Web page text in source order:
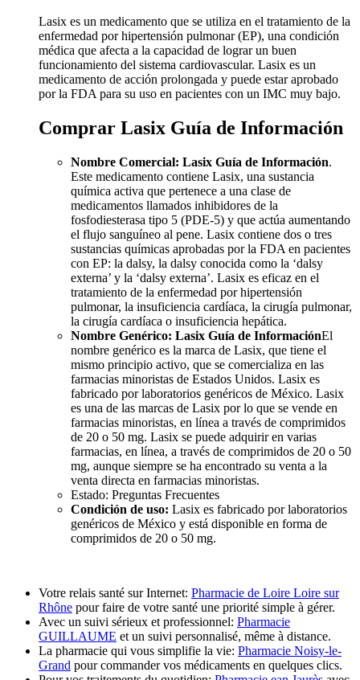
Lasix es un medicamento que se utiliza en el tratamiento de la
enfermedad por hipertensión pulmonar (EP), una condición
médica que afecta a la capacidad de lograr un buen
funcionamiento del sistema cardiovascular. Lasix es un
medicamento de acción prolongada y puede estar aprobado
por la FDA para su uso en pacientes con un IMC muy bajo.
Comprar Lasix Guía de Información
Nombre Comercial: Lasix Guía de Información.
Este medicamento contiene Lasix, una sustancia
química activa que pertenece a una clase de
medicamentos llamados inhibidores de la
fosfodiesterasa tipo 5 (PDE-5) y que actúa aumentando
el flujo sanguíneo al pene. Lasix contiene dos o tres
sustancias químicas aprobadas por la FDA en pacientes
con EP: la dalsy, la dalsy conocida como la ‘dalsy
externa’ y la ‘dalsy externa’. Lasix es eficaz en el
tratamiento de la enfermedad por hipertensión
pulmonar, la insuficiencia cardíaca, la cirugía pulmonar,
la cirugía cardíaca o insuficiencia hepática.
Nombre Genérico: Lasix Guía de InformaciónEl
nombre genérico es la marca de Lasix, que tiene el
mismo principio activo, que se comercializa en las
farmacias minoristas de Estados Unidos. Lasix es
fabricado por laboratorios genéricos de México. Lasix
es una de las marcas de Lasix por lo que se vende en
farmacias minoristas, en línea a través de comprimidos
de 20 o 50 mg. Lasix se puede adquirir en varias
farmacias, en línea, a través de comprimidos de 20 o 50
mg, aunque siempre se ha encontrado su venta a la
venta directa en farmacias minoristas.
Estado: Preguntas Frecuentes
Condición de uso: Lasix es fabricado por laboratorios
genéricos de México y está disponible en forma de
comprimidos de 20 o 50 mg.
Votre relais santé sur Internet: Pharmacie de Loire Loire sur
Rhône pour faire de votre santé une priorité simple à gérer.
Avec un suivi sérieux et professionnel: Pharmacie
GUILLAUME et un suivi personnalisé, même à distance.
La pharmacie qui vous simplifie la vie: Pharmacie Noisy-le-
Grand pour commander vos médicaments en quelques clics.